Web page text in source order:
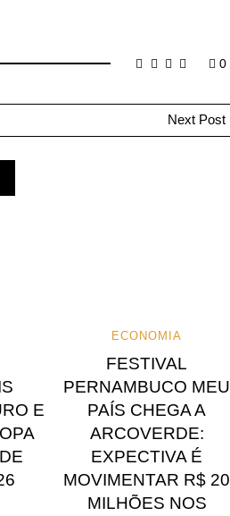
0
Next Post
E
ECONOMIA
FESTIVAL
PERNAMBUCO MEU
PAÍS CHEGA A
ARCOVERDE:
EXPECTIVA É
MOVIMENTAR R$ 20
MILHÕES NOS